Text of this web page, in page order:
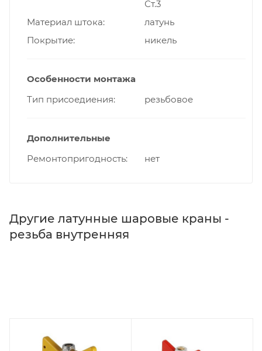
Ст.3
Материал штока
латунь
Покрытие
никель
Особенности монтажа
Тип присоедиения
резьбовое
Дополнительные
Ремонтопригодность
нет
Другие латунные шаровые краны -
резьба внутренняя